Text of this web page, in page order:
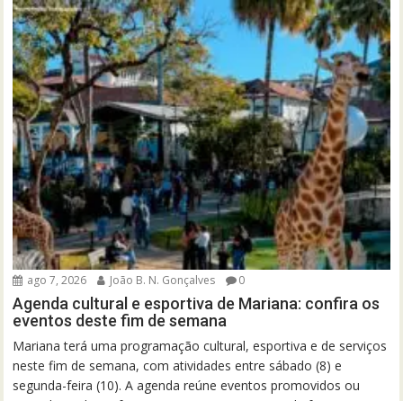
ago 7, 2026 João B. N. Gonçalves 0
Agenda cultural e esportiva de Mariana: confira os
eventos deste fim de semana
Mariana terá uma programação cultural, esportiva e de serviços
neste fim de semana, com atividades entre sábado (8) e
segunda-feira (10). A agenda reúne eventos promovidos ou